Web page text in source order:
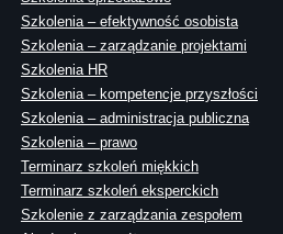
Szkolenia – efektywność osobista
Szkolenia – zarządzanie projektami
Szkolenia HR
Szkolenia – kompetencje przyszłości
Szkolenia – administracja publiczna
Szkolenia – prawo
Terminarz szkoleń miękkich
Terminarz szkoleń eksperckich
Szkolenie z zarządzania zespołem